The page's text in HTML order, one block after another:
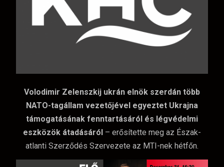
Volodimir Zelenszkij ukrán elnök szerdán több
NATO-tagállam vezetőjével egyeztet Ukrajna
támogatásának fenntartásáról és légvédelmi
eszközök átadásáról – erősítette meg az Észak-
atlanti Szerződés Szervezete az MTI-nek hétfőn.